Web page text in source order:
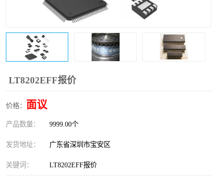
LT8202EFF报价
价格： 面议
产品数量： 9999.00个
发货地址： 广东省深圳市宝安区
关键词： LT8202EFF报价
FT60F011
FT61F022 FT61F145
FT61F021